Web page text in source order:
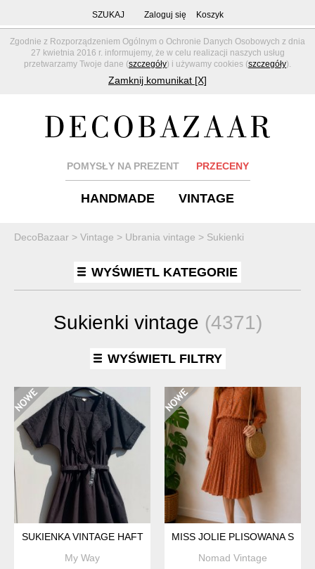
Zgodnie z Rozporządzeniem Ogólnym o Ochronie Danych Osobowych z dnia
27 kwietnia 2016 r. informujemy, że w celu realizacji naszych usług
przetwarzamy Twoje dane (szczegóły) i używamy cookies (szczegóły).
Zamknij komunikat [X]
SZUKAJ Zaloguj się Koszyk
POMYSŁY NA PREZENT PRZECENY
HANDMADE VINTAGE
DecoBazaar > Vintage > Ubrania vintage > Sukienki
WYŚWIETL KATEGORIE
Sukienki vintage (4371)
WYŚWIETL FILTRY
SUKIENKA VINTAGE HAFT
My Way
MISS JOLIE PLISOWANA
Nomad Vintage